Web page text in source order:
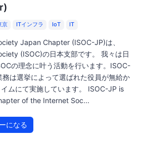
京 ITインフラ IoT IT
Japan Chapter (ISOC-JP)は、
(ISOC)の日本支部です。 我々は日
の理念に叶う活動を行います。ISOC-
務は選挙によって選ばれた役員が無給か
ムにて実施しています。 ISOC-JP is
of the Internet Soc...
になる